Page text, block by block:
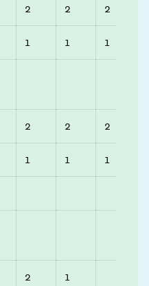
2 2 2
1 1 1
2 2 2
1 1 1
2 1